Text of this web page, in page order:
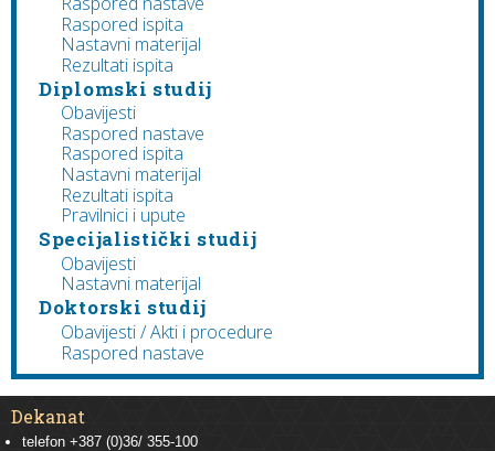
Raspored ispita
Nastavni materijal
Rezultati ispita
Diplomski studij
Obavijesti
Raspored nastave
Raspored ispita
Nastavni materijal
Rezultati ispita
Pravilnici i upute
Specijalistički studij
Obavijesti
Nastavni materijal
Doktorski studij
Obavijesti / Akti i procedure
Raspored nastave
Dekanat
telefon +387 (0)36/ 355-100